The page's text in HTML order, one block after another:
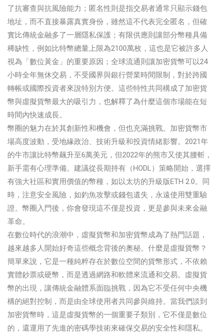
了抗審查與抗風險能力；匿名性則是指交易者通常只顯示錢包
地址，而不直接暴露真實身份，雖然這不代表完全匿名，但確
實比傳統金融多了一層隱私保護；有限供應則讓部分幣種具備
稀缺性，例如比特幣總量上限為2100萬枚，這也是它被許多人
視為「數位黃金」的重要原因；全球流通則讓加密貨幣可以24
小時全年無休交易，不受國界與銀行營業時間限制，對於跨國
轉帳或國際投資者來說特別方便。這些特性共同構成了加密貨
幣與虛擬貨幣最大的吸引力，也解釋了為什麼這個市場能在短
時間內快速成長。
幣圈的魅力在於其創新性和機會，但也充滿挑戰。加密貨幣市
場高度波動，受地緣政治、技術升級和投資情緒影響。2021年
的牛市讓比特幣飆升至6萬美元，但2022年的熊市又使其腰斬，
新手需有心理準備。建議從長期持有（HODL）策略開始，選擇
有強大社區和實用價值的幣種，如以太坊的升級版ETH 2.0。同
時，注意安全風險，如釣魚攻擊或錢包遺失，永遠使用雙重驗
證。幣圈入門後，你會發現這不僅是投資，更是參與未來金融
革命。
在數位時代的浪潮中，虛擬貨幣和加密貨幣成為了熱門話題，
越來越多人開始好奇這些概念背後的奧秘。什麼是虛擬貨幣？
簡單來說，它是一種純粹存在於數位空間的貨幣形式，不依賴
實體鈔票或硬幣，而是透過網路和軟體來流通和交易。虛擬貨
幣的出現，讓傳統金融體系面臨挑戰，因為它不受任何中央機
構的絕對控制，而是由全球使用者共同參與維持。當我們談到
加密貨幣時，這是虛擬貨幣的一個重要子類別，它不僅是數位
的，還運用了先進的密碼學技術來確保交易的安全性和隱私。